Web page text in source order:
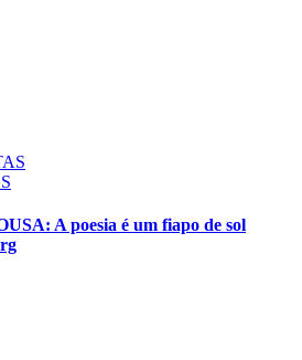
A poesia é um fiapo de sol